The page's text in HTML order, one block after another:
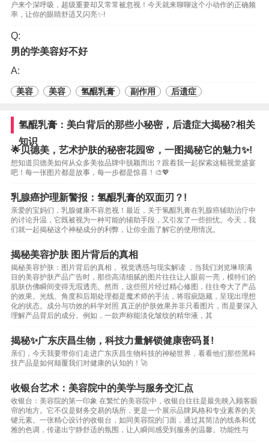
户来个深呼吸，超级重要却又常常被忽视！今天就来聊聊这个小动作的正确频
率，让你的眼睛舒适又闪亮✨!
Q:
男的学美容好不好
A:
美容 美容 氢醌乳膏 副作用 后遗症
氢醌乳膏：美白背后的那些小秘密，后遗症大揭秘?相关
知识
🌟贝德美，艺术护肤的秘密花园🌸，一图揭秘它的魅力✨!
想知道贝德美如何从众多美妆品牌中脱颖而出？跟着我一起探索这幅视觉盛宴
吧！每一张图片都是故事，每一步都是惊喜！🎨💖
乳腺癌护理新警报：氢醌乳膏的双面刃？!
亲爱的宝妈们，乳腺健康不容忽视！最近，关于氢醌乳膏在乳腺癌辅助治疗中
的讨论升温，它既被视为一种可能的辅助手段，又引发了一些担忧。今天，我
们就一起揭秘这个神秘成分的利弊，让你全面了解它的使用情况。
揭秘美容护肤 图片背后的真相
揭秘美容护肤：图片背后的真相， 视觉诱惑与现实解读 ，当我们浏览琳琅满
目的美容护肤产品广告时，那些高清细腻的图片往往让人眼前一亮，模特们的
肌肤仿佛瞬间变得无瑕透亮。然而，这些照片经过精心修图，往往夸大了产品
的效果。光线、角度和后期处理都是魔术师的手法，将瑕疵隐藏，呈现出理想
化的状态。成分与功效的科学对照 真正的护肤效果并非只看图片，而是要深入
理解产品背后的成分。例如，一款声称能淡化皱纹的精华液，其
揭秘✨广东庆昌生物，科技力量解锁健康密码🧬!
亲们，今天我要带你们走进广东庆昌生物科技的神秘世界，看看他们那些黑科
技产品是如何颠覆我们对健康的认知的！🚀
收银台艺术：美容院中的美学与服务交汇点
收银台：美容院的第一印象 在繁忙的美容院中，收银台往往是最先映入顾客眼
帘的地方。它不仅是财务交易的场所，更是一个展示品牌风格和专业素养的关
键元素。一张精心设计的收银台，如同美容院的门面，通过其简洁的线条和优
雅的色调，传递出宁静舒适的氛围，让人瞬间感受到服务的温馨。功能性与